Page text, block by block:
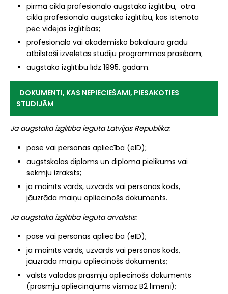
pirmā cikla profesionālo augstāko izglītību, otrā
cikla profesionālo augstāko izglītību, kas īstenota
pēc vidējās izglītības;
profesionālo vai akadēmisko bakalaura grādu
atbilstoši izvēlētās studiju programmas prasībām;
augstāko izglītību līdz 1995. gadam.
DOKUMENTI, KAS NEPIECIEŠAMI, PIESAKOTIES
STUDIJĀM
Ja augstākā izglītība iegūta Latvijas Republikā:
pase vai personas apliecība (eID);
augstskolas diploms un diploma pielikums vai
sekmju izraksts;
ja mainīts vārds, uzvārds vai personas kods,
jāuzrāda maiņu apliecinošs dokuments.
Ja augstākā izglītība iegūta ārvalstīs:
pase vai personas apliecība (eID);
ja mainīts vārds, uzvārds vai personas kods,
jāuzrāda maiņu apliecinošs dokuments;
valsts valodas prasmju apliecinošs dokuments
(prasmju apliecinājums vismaz B2 līmenī);